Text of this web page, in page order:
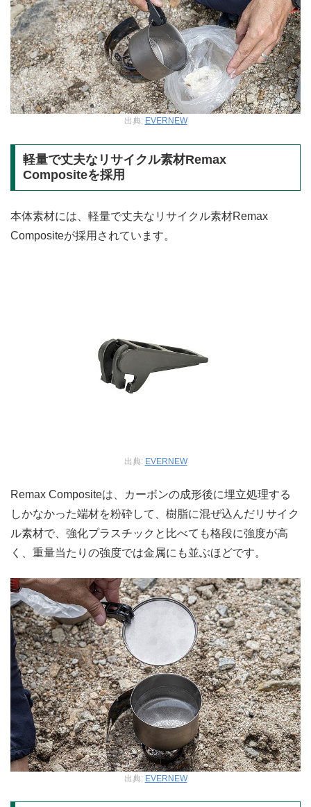
出典: EVERNEW
軽量で丈夫なリサイクル素材Remax
Compositeを採用
本体素材には、軽量で丈夫なリサイクル素材Remax
Compositeが採用されています。
出典: EVERNEW
Remax Compositeは、カーボンの成形後に埋立処理する
しかなかった端材を粉砕して、樹脂に混ぜ込んだリサイク
ル素材で、強化プラスチックと比べても格段に強度が高
く、重量当たりの強度では金属にも並ぶほどです。
出典: EVERNEW